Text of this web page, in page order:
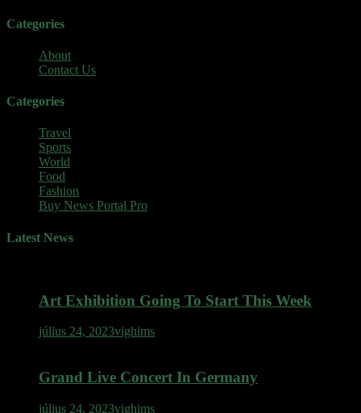
Categories
About
Contact Us
Categories
Travel
Sports
World
Food
Fashion
Buy News Portal Pro
Latest News
Art Exhibition Going To Start This Week
július 24, 2023vighims
Grand Live Concert In Germany
július 24, 2023vighims